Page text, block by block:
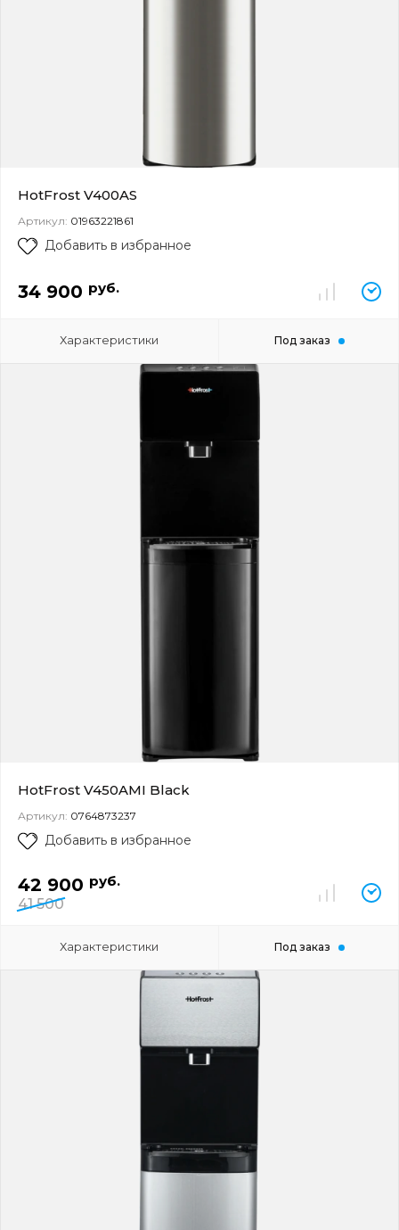
HotFrost V400AS
Артикул: 01963221861
Добавить в избранное
34 900 руб.
Характеристики Под заказ
HotFrost V450AMI Black
Артикул: 0764873237
Добавить в избранное
42 900 руб.
41 500
Характеристики Под заказ